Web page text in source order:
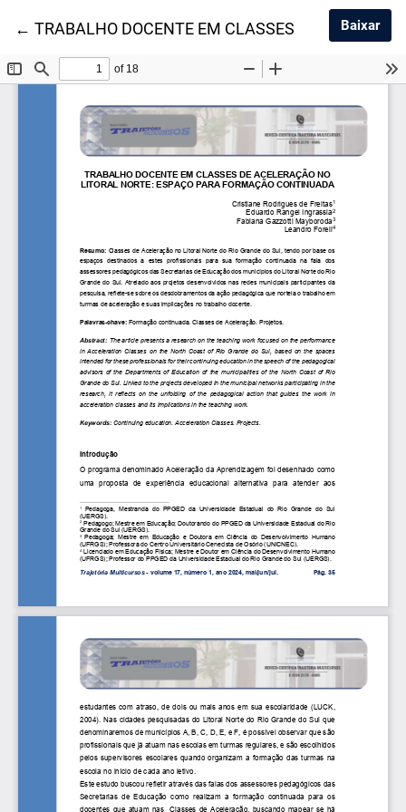
←Voltar aos Detalhes do Artigo
TRABALHO DOCENTE EM CLASSES DE Baixar